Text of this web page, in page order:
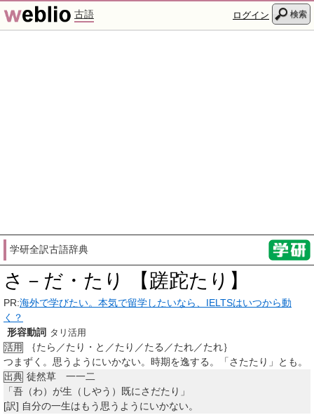
古語 ログイン 検索
学研全訳古語辞典
さ－だ・たり 【蹉跎たり】
PR:海外で学びたい。本気で留学したいなら、IELTSはいつから動
く？
形容動詞 タリ活用
活用
｛たら／たり・と／たり／たる／たれ／たれ｝
つまずく。思うようにいかない。時期を逸する。「さたたり」とも。
出典 徒然草 一一二
「吾（わ）が生（しやう）既にさだたり」
[訳] 自分の一生はもう思うようにいかない。